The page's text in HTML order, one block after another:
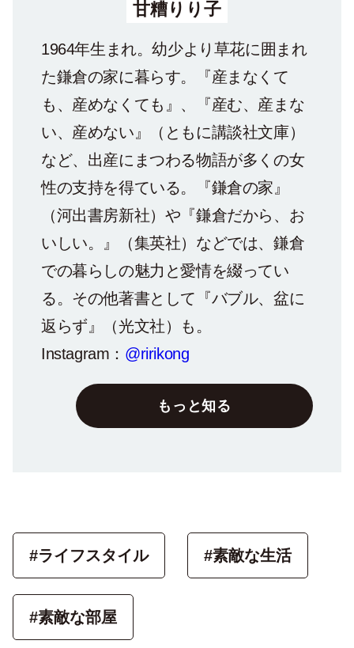
甘糟りり子
1964年生まれ。幼少より草花に囲まれ
た鎌倉の家に暮らす。『産まなくて
も、産めなくても』、『産む、産まな
い、産めない』（ともに講談社文庫）
など、出産にまつわる物語が多くの女
性の支持を得ている。『鎌倉の家』
（河出書房新社）や『鎌倉だから、お
いしい。』（集英社）などでは、鎌倉
での暮らしの魅力と愛情を綴ってい
る。その他著書として『バブル、盆に
返らず』（光文社）も。
Instagram： @ririkong
もっと知る
#ライフスタイル #素敵な生活
#素敵な部屋